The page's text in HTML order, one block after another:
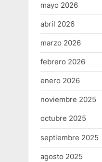
mayo 2026
abril 2026
marzo 2026
febrero 2026
enero 2026
noviembre 2025
octubre 2025
septiembre 2025
agosto 2025